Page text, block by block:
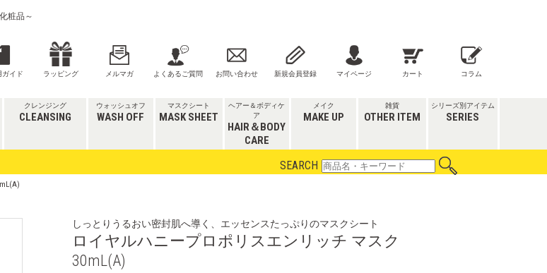
粧品～
ガイド ラッピング メルマガ よくあるご質問 お問い合わせ 新規会員登録 マイページ カート コラム
クレンジング
CLEANSING
ウォッシュオフ
WASH OFF
マスクシート
MASK SHEET
ヘアー＆ボディケ
ア
HAIR＆BODY
CARE
メイク
MAKE UP
雑貨
OTHER ITEM
シリーズ別アイテム
SERIES
SEARCH
しっとりうるおい密封肌へ導く、エッセンスたっぷりのマスクシート
ロイヤルハニープロポリスエンリッチ マスク
30mL(A)